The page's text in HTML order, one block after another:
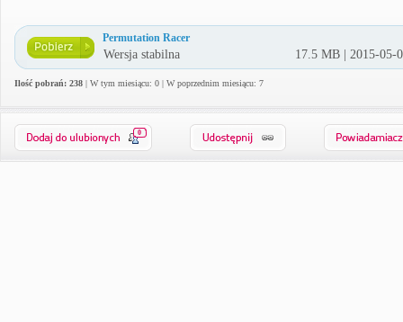
Permutation Racer
Wersja stabilna 17.5 MB | 2015-05-
Ilość pobrań: 238 | W tym miesiącu: 0 | W poprzednim miesiącu: 7
0